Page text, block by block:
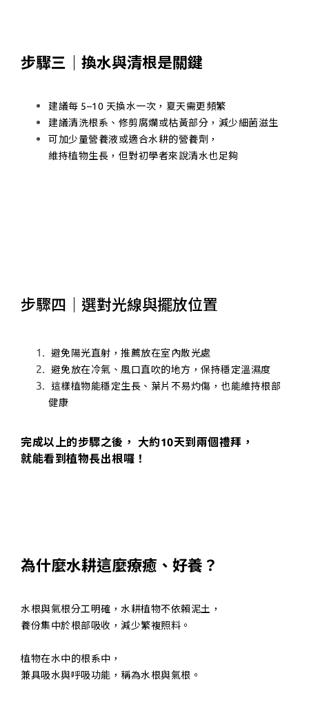
步驟三｜換水與清根是關鍵
建議每 5–10 天換水一次，夏天需更頻繁
建議清洗根系、修剪腐爛或枯黃部分，減少細菌滋生
可加少量營養液或適合水耕的營養劑，
維持植物生長，但對初學者來說清水也足夠
步驟四｜選對光線與擺放位置
避免陽光直射，推薦放在室內散光處
避免放在冷氣、風口直吹的地方，保持穩定溫濕度
這樣植物能穩定生長、葉片不易灼傷，也能維持根部
健康
完成以上的步驟之後， 大約10天到兩個禮拜，
就能看到植物長出根囉！
為什麼水耕這麼療癒、好養？
水根與氣根分工明確，水耕植物不依賴泥土，
養份集中於根部吸收，減少繁複照料。
植物在水中的根系中，
兼具吸水與呼吸功能，稱為水根與氣根。